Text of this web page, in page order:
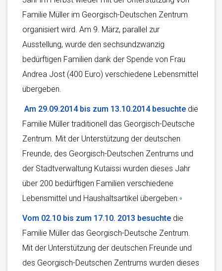
Familie Müller im Georgisch-Deutschen Zentrum
organisiert wird. Am 9. März, parallel zur
Ausstellung, wurde den sechsundzwanzig
bedürftigen Familien dank der Spende von Frau
Andrea Jost (400 Euro) verschiedene Lebensmittel
übergeben.
Am 29.09.2014 bis zum 13.10.2014 besuchte die
Familie Müller traditionell das Georgisch-Deutsche
Zentrum. Mit der Unterstützung der deutschen
Freunde, des Georgisch-Deutschen Zentrums und
der Stadtverwaltung Kutaissi wurden dieses Jahr
über 200 bedürftigen Familien verschiedene
Lebensmittel und Haushaltsartikel übergeben. ◦
Vom 02.10 bis zum 17.10. 2013 besuchte die
Familie Müller das Georgisch-Deutsche Zentrum.
Mit der Unterstützung der deutschen Freunde und
des Georgisch-Deutschen Zentrums wurden dieses